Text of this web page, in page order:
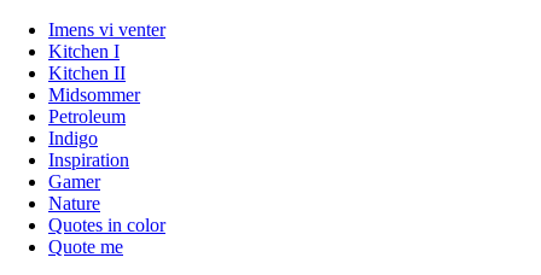
Imens vi venter
Kitchen I
Kitchen II
Midsommer
Petroleum
Indigo
Inspiration
Gamer
Nature
Quotes in color
Quote me